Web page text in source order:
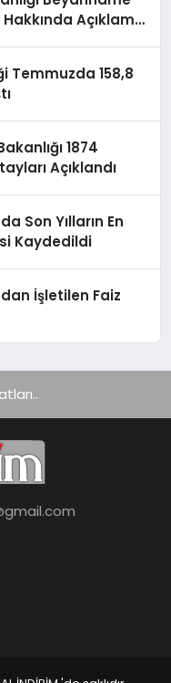
Açıklama
Temmuzda 158,8
1874
Açıklandı
Son Yılların En
Kaydedildi
İşletilen Faiz